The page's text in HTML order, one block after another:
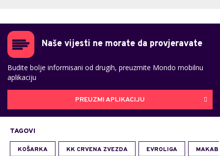
Naše vijesti ne morate da provjeravate
Budite bolje informisani od drugih, preuzmite Mondo mobilnu
aplikaciju
PREUZMI APLIKACIJU
TAGOVI
KOŠARKA KK CRVENA ZVEZDA EVROLIGA MAKABI